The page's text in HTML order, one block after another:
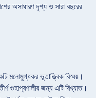
অসাধারণ দৃশ্য ও সারা বছরের
মনোমুগ্ধকর ভূতাত্ত্বিক বিস্ময়।
গুহাপ্রণালীর জন্য এটি বিখ্যাত।